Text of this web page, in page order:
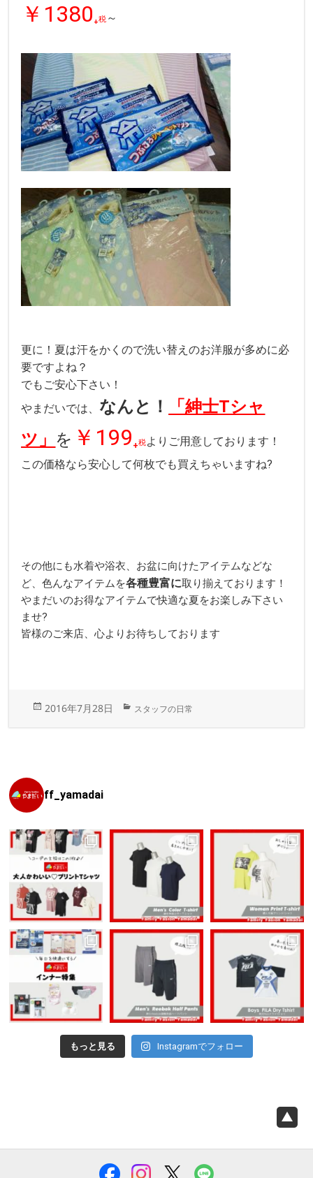
￥1380 ₊税 ～
更に！夏は汗をかくので洗い替えのお洋服が多めに必
要ですよね？
でもご安心下さい！
やまだいでは、 なんと ！
「紳士Tシャ
ツ」 を ￥199₊税 よりご用意しております！
この価格なら安心して何枚でも買えちゃいますね?
その他にも水着や浴衣、お盆に向けたアイテムなどな
ど、色んなアイテムを各種豊富に取り揃えております！
やまだいのお得なアイテムで快適な夏をお楽しみ下さい
ませ?
皆様のご来店、心よりお待ちしております
投
日:
2016年7月28日
カ
ゴ
スタッフの日常
ff_yamadai
もっと見る Instagramでフォロー